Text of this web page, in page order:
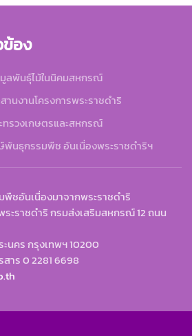
ข้อง
ลพันธุ์ไม้ในนิคมสหกรณ์
านงานโครงการพระราชดำริ
ทรวงเกษตรและสหกรณ์
พันธุกรรมพืช อันเนื่องพระราชดำริฯ
ชอันเนื่องมาจากพระราชดำริ
ระราชดำริ กรมส่งเสริมสหกรณ์ 12 ถนน
นคร กรุงเทพฯ 10200
าร 0 2281 6698